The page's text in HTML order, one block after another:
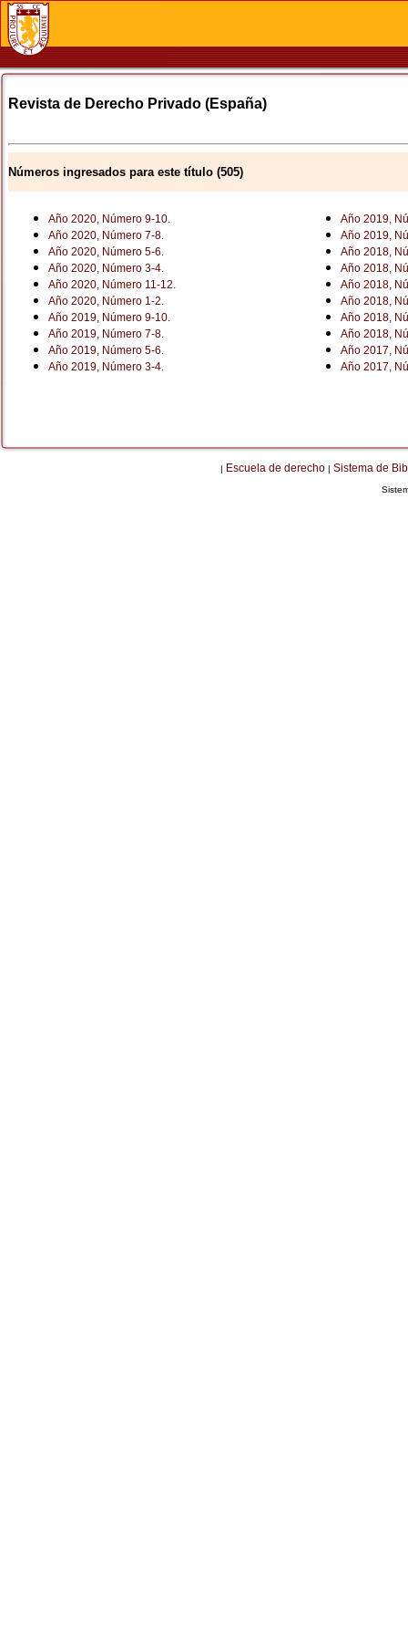
Revista de Derecho Privado (España)
Números ingresados para este título (505)
Año 2020, Número 9-10.
Año 2020, Número 7-8.
Año 2020, Número 5-6.
Año 2020, Número 3-4.
Año 2020, Número 11-12.
Año 2020, Número 1-2.
Año 2019, Número 9-10.
Año 2019, Número 7-8.
Año 2019, Número 5-6.
Año 2019, Número 3-4.
Año 2019,
Año 2019,
Año 2018,
Año 2018,
Año 2018,
Año 2018,
Año 2018,
Año 2018,
Año 2017,
Año 2017,
| Escuela de derecho | Sistema de